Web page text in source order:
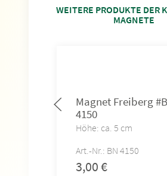
WEITERE PRODUKTE DER
MAGNETE
Magnet Freiberg
4150
Höhe: ca. 5 cm
Art.-Nr.: BN 4150
3,00€